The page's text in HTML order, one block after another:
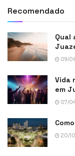
Recomendado
Qual
09/
Vida
em
07/
20/